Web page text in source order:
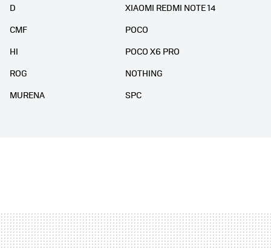
D
XIAOMI REDMI NOTE 14
CMF
POCO
HI
POCO X6 PRO
ROG
NOTHING
MURENA
SPC